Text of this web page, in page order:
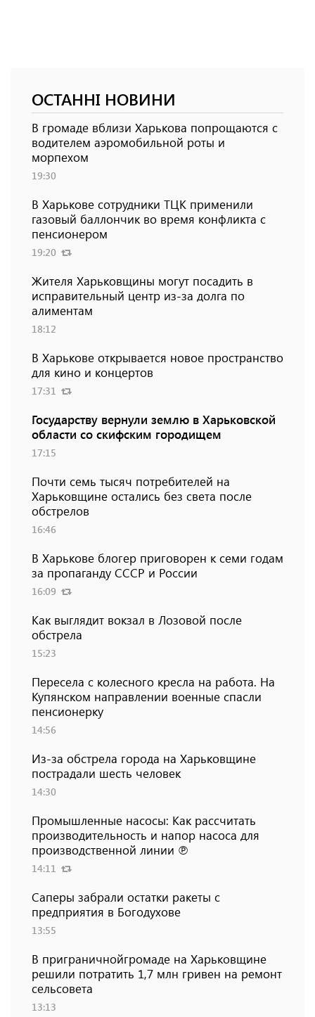
ОСТАННІ НОВИНИ
В громаде вблизи Харькова попрощаются с
водителем аэромобильной роты и
морпехом
19:30
В Харькове сотрудники ТЦК применили
газовый баллончик во время конфликта с
пенсионером
19:20
Жителя Харьковщины могут посадить в
исправительный центр из-за долга по
алиментам
18:12
В Харькове открывается новое пространство
для кино и концертов
17:31
Государству вернули землю в Харьковской
области со скифским городищем
17:15
Почти семь тысяч потребителей на
Харьковщине остались без света после
обстрелов
16:46
В Харькове блогер приговорен к семи годам
за пропаганду СССР и России
16:09
Как выглядит вокзал в Лозовой после
обстрела
15:23
Пересела с колесного кресла на работа. На
Купянском направлении военные спасли
пенсионерку
14:56
Из-за обстрела города на Харьковщине
пострадали шесть человек
14:30
Промышленные насосы: Как рассчитать
производительность и напор насоса для
производственной линии ℗
14:11
Саперы забрали остатки ракеты с
предприятия в Богодухове
13:55
В приграничнойгромаде на Харьковщине
решили потратить 1,7 млн ​​гривен на ремонт
сельсовета
13:13